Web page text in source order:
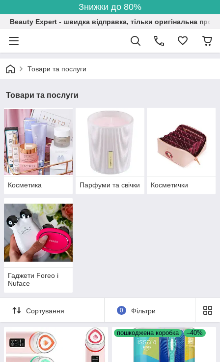
Знижки до 80%
Beauty Expert - швидка відправка, тільки оригінальна
Товари та послуги
Товари та послуги
Косметика Парфуми та свічки Косметички
Гаджети Foreo і
Nuface
Сортування 0 Фільтри
пошкоджена коробка –40%